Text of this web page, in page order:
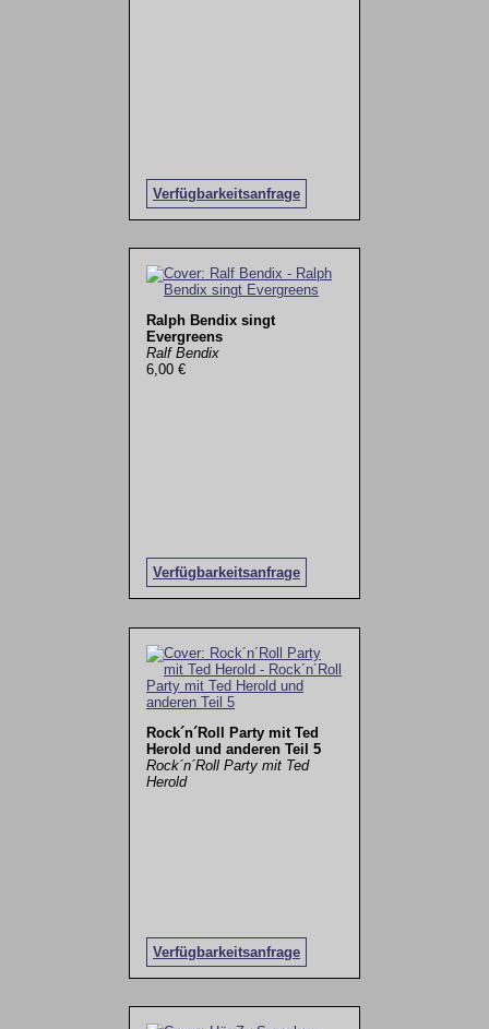
Verfügbarkeitsanfrage
Ralph Bendix singt
Evergreens
Ralf Bendix
6,00 €
Verfügbarkeitsanfrage
Rock´n´Roll Party mit Ted
Herold und anderen Teil 5
Rock´n´Roll Party mit Ted
Herold
Verfügbarkeitsanfrage